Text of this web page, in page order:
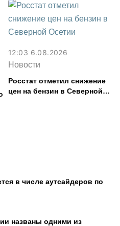
в числе аутсайдеров по
названы одними из
12:03 6.08.2026
Новости
Росстат отметил снижение
цен на бензин в Северной